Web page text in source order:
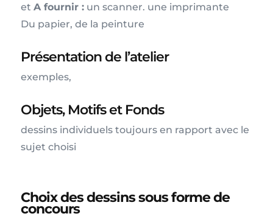
et A fournir :un scanner. une imprimante
Du papier, de la peinture
Présentation de l’atelier
exemples,
Objets, Motifs et Fonds
dessins individuels toujours en rapport avec le
sujet choisi
Choix des dessins sous forme de
concours